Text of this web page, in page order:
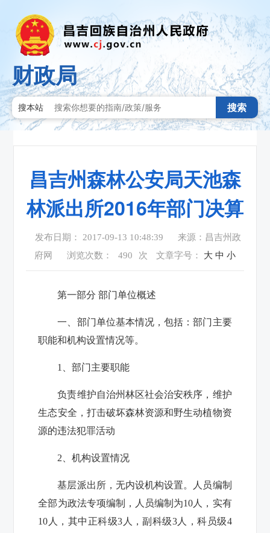
财政局
搜本站 搜索
昌吉州森林公安局天池森
林派出所2016年部门决算
发布日期： 2017-09-13 10:48:39
来源：昌吉州政
府网
浏览次数： 490 次 文章字号： 大 中 小
第一部分 部门单位概述
一、部门单位基本情况，包括：部门主要
职能和机构设置情况等。
1、部门主要职能
负责维护自治州林区社会治安秩序，维护
生态安全，打击破坏森林资源和野生动植物资
源的违法犯罪活动
2、机构设置情况
基层派出所，无内设机构设置。人员编制
全部为政法专项编制，人员编制为10人，实有
10人，其中正科级3人，副科级3人，科员级4